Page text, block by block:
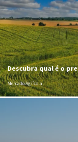
Descubra qual é o
Mercado Agrícola